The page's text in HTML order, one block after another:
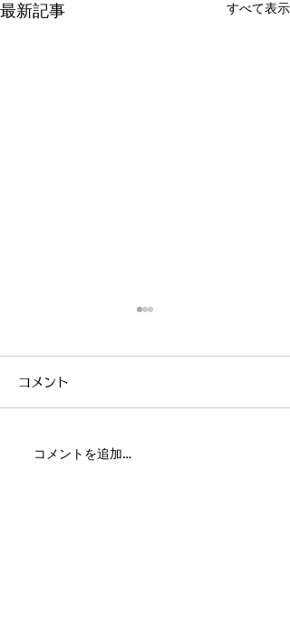
最新記事 すべて表示
風車と湖畔のマーケット
コメント
コメントを追加…